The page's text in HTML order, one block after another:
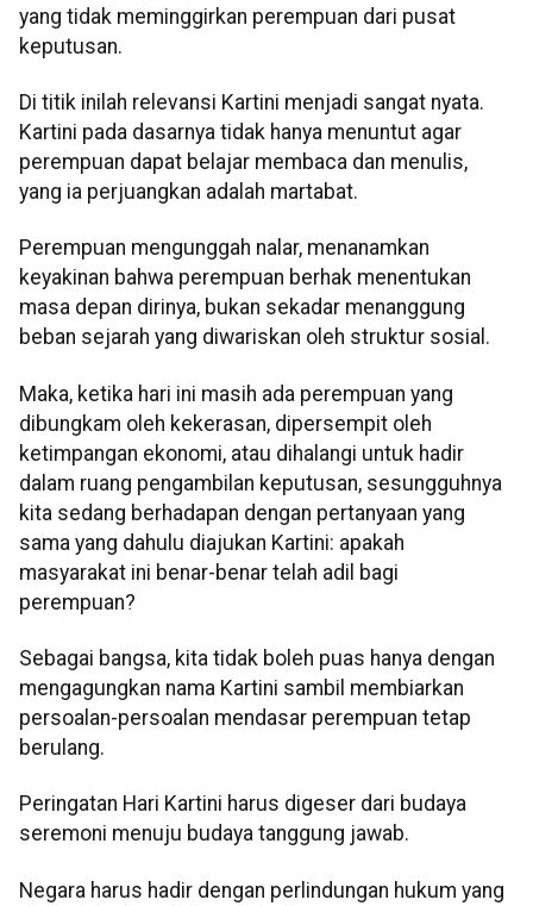
yang tidak meminggirkan perempuan dari pusat
keputusan.
Di titik inilah relevansi Kartini menjadi sangat nyata.
Kartini pada dasarnya tidak hanya menuntut agar
perempuan dapat belajar membaca dan menulis,
yang ia perjuangkan adalah martabat.
Perempuan mengunggah nalar, menanamkan
keyakinan bahwa perempuan berhak menentukan
masa depan dirinya, bukan sekadar menanggung
beban sejarah yang diwariskan oleh struktur sosial.
Maka, ketika hari ini masih ada perempuan yang
dibungkam oleh kekerasan, dipersempit oleh
ketimpangan ekonomi, atau dihalangi untuk hadir
dalam ruang pengambilan keputusan, sesungguhnya
kita sedang berhadapan dengan pertanyaan yang
sama yang dahulu diajukan Kartini: apakah
masyarakat ini benar-benar telah adil bagi
perempuan?
Sebagai bangsa, kita tidak boleh puas hanya dengan
mengagungkan nama Kartini sambil membiarkan
persoalan-persoalan mendasar perempuan tetap
berulang.
Peringatan Hari Kartini harus digeser dari budaya
seremoni menuju budaya tanggung jawab.
Negara harus hadir dengan perlindungan hukum yang